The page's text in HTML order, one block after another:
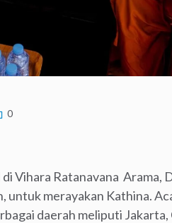
0
Vihara Ratanavana Arama,
untuk merayakan Kathina.
daerah meliputi Jakarta,